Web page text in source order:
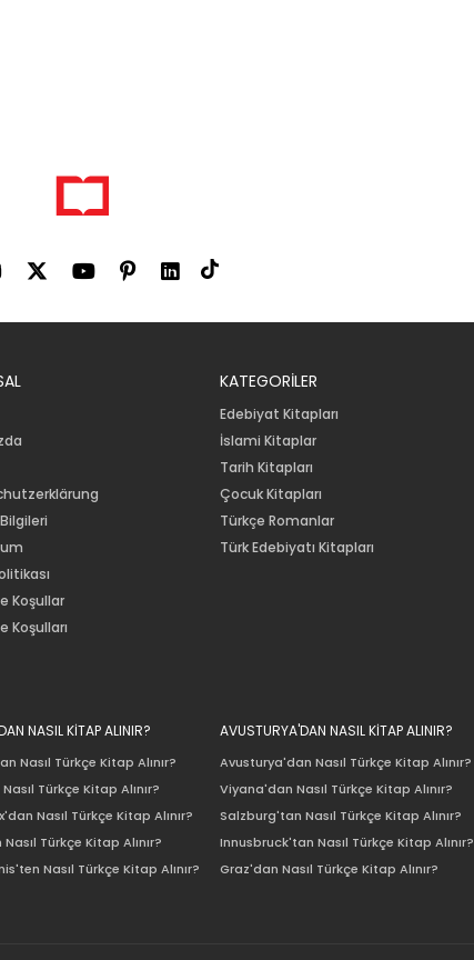
Koşullar
Koşulları
KATEGORİLER
Edebiyat Kitapları
İslami Kitaplar
Tarih Kitapları
Çocuk Kitapları
Türkçe Romanlar
Türk Edebiyatı Kitapları
NASIL KİTAP ALINIR?
Nasıl Türkçe Kitap Alınır?
Türkçe Kitap Alınır?
Nasıl Türkçe Kitap Alınır?
Türkçe Kitap Alınır?
Nasıl Türkçe Kitap Alınır?
AVUSTURYA'DAN NASIL KİTAP ALINIR?
Avusturya'dan Nasıl Türkçe Kitap Alınır?
Viyana'dan Nasıl Türkçe Kitap Alınır?
Salzburg'tan Nasıl Türkçe Kitap Alınır?
Innusbruck'tan Nasıl Türkçe Kitap Alınır?
Graz'dan Nasıl Türkçe Kitap Alınır?